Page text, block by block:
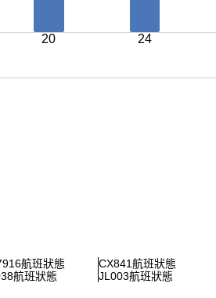
20 24
航班狀態 CX841航班狀態
航班狀態 JL003航班狀態